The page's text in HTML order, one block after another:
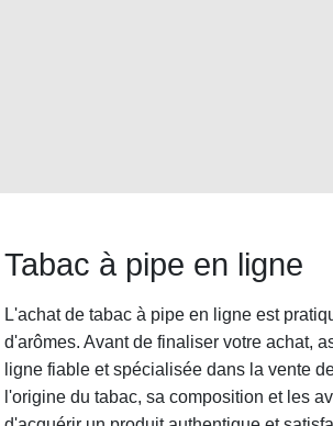
Tabac à pipe en ligne
L'achat de tabac à pipe en ligne est
d'arômes. Avant de finaliser votre achat,
ligne fiable et spécialisée dans la vente
l'origine du tabac, sa composition et les